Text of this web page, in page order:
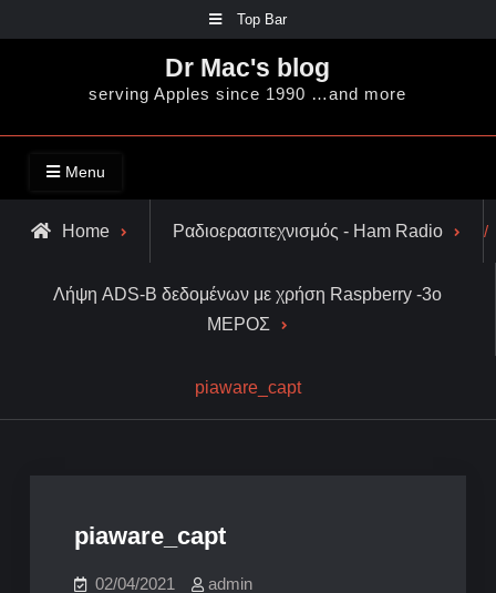
to
Top Bar
Dr Mac's blog
serving Apples since 1990 …and more
Menu
Home Ραδιοερασιτεχνισμός - Ham Radio /
Λήψη ADS-B δεδομένων με χρήση Raspberry -3o
ΜΕΡΟΣ
piaware_capt
piaware_capt
02/04/2021 admin